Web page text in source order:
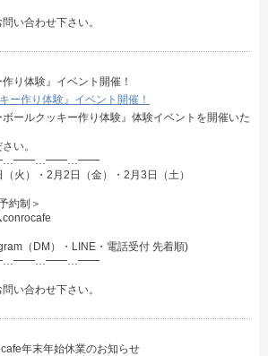
い合わせ下さい。
り体験』イベント開催！
ー作り体験』イベント開催！
ールクッキー作り体験』体験イベントを開催いた
い。
火）・2月2日（金）・2月3日（土）
約制＞
conrocafe
（DM）・LINE・電話受付 先着順)
い合わせ下さい。
年末年始休業のお知らせ